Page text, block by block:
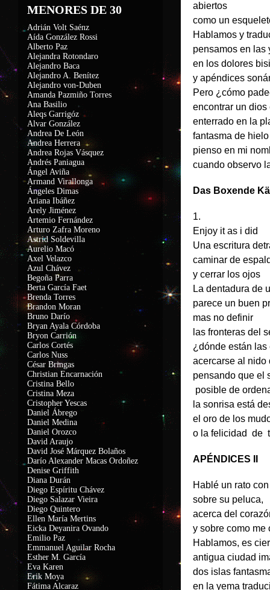
abiertos
como un
Hablamos y
pensamos en las
en los dolores
y apéndices
Pero ¿cómo
encontrar un dios
enterrado en la
fantasma de hielo
pienso en mi
cuando observo
Das Boxende
1.
Enjoy it as i did
Una escritura
caminar de
y cerrar los ojos
La dentadura de
parece un buen
mas no definir
las fronteras del
¿dónde están las
acercarse al nido
pensando que el
posible de
la sonrisa está
el oro de los
o la felicidad de
APÉNDICES II
Hablé un rato
sobre su peluca,
acerca del
y sobre como
Hablamos, es
antigua ciudad
dos islas
en la yema
MENORES DE 30
Adrián Volt Saénz
Aída González Rossi
Alberto Paz
Alejandra Rotondaro
Alejandro Baca
Alejandro A. Benítez
Alejandro von-Duben
Amanda Pazmiño Torres
Ana Basilio
Aleqs Garrigóz
Alvar González
Andrea De León
Andrea Herrera
Andrea Rojas Vásquez
Andrés Paniagua
Ángel Aviña
Armand Virallonga
Ángeles Dimas
Ariana Ibáñez
Arely Jiménez
Artemio Fernández
Arturo Zafra Moreno
Astrid Soldevilla
Aurelio Macó
Axel Velazco
Azul Chávez
Begoña Parra
Berta García Faet
Brenda Torres
Brandon Moran
Bruno Darío
Bryan Ayala Córdoba
Bryon Carrión
Carlos Cortés
Carlos Nuss
César Bringas
Christian Encarnación
Cristina Bello
Cristina Meza
Cristopher Yescas
Daniel Ábrego
Daniel Medina
Daniel Orozco
David Araujo
David José Márquez Bolaños
Darío Alexander Macas Ordoñez
Denise Griffith
Diana Durán
Diego Espíritu Chávez
Diego Salazar Vieira
Diego Quintero
Ellen María Mertins
Eicka Deyanira Ovando
Emilio Paz
Emmanuel Aguilar Rocha
Esther M. García
Eva Karen
Erik Moya
Fátima Alcaraz